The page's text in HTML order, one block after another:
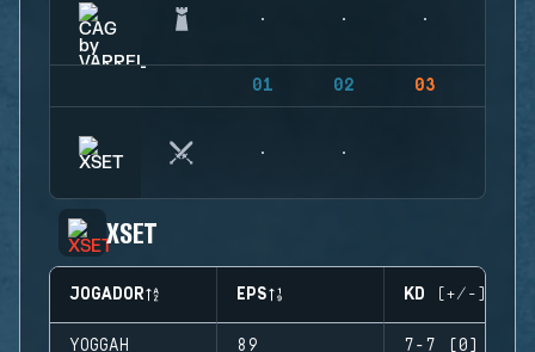
01 02 03
XSET
JOGADOR EPS KD (+/-)
YOGGAH 89 7-7 (0)